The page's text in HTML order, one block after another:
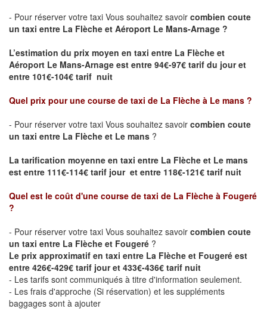
- Pour réserver votre taxi Vous souhaitez savoir combien coute
un taxi entre La Flèche et Aéroport Le Mans-Arnage ?
L’estimation du prix moyen en taxi entre La Flèche et
Aéroport Le Mans-Arnage est entre 94€-97€ tarif du jour et
entre 101€-104€ tarif nuit
Quel prix pour une course de taxi de La Flèche à Le mans ?
- Pour réserver votre taxi Vous souhaitez savoir combien coute
un taxi entre La Flèche et Le mans ?
La tarification moyenne en taxi entre La Flèche et Le mans
est entre 111€-114€ tarif jour et entre 118€-121€ tarif nuit
Quel est le coût d'une course de taxi de La Flèche à Fougeré
?
- Pour réserver votre taxi Vous souhaitez savoir combien coute
un taxi entre La Flèche et Fougeré ?
Le prix approximatif en taxi entre La Flèche et Fougeré est
entre 426€-429€ tarif jour et 433€-436€ tarif nuit
- Les tarifs sont communiqués à titre d'information seulement.
- Les frais d'approche (Si réservation) et les suppléments
baggages sont à ajouter